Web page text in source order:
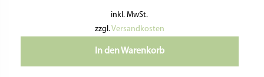
115,00 €
inkl. MwSt.
zzgl.Versandkosten
In den Warenkorb